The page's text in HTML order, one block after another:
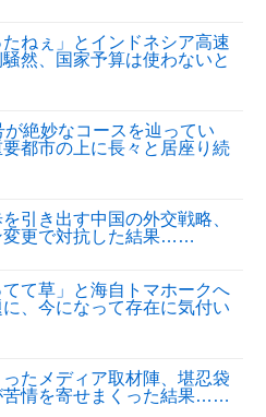
たねぇ」とインドネシア高速
然、国家予算は使わないと
絶妙なコースを辿ってい
都市の上に長々と居座り続
引き出す中国の外交戦略、
変更で対抗した結果……
てて草」と海自トマホークへ
、今になって存在に気付い
たメディア取材陣、堪忍袋
苦情を寄せまくった結果……